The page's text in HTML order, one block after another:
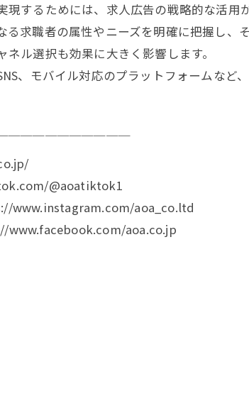
現するためには、求人広告の戦略的な活用
る求職者の属性やニーズを明確に把握し、
ル選択も効果に大きく影響します。
、モバイル対応のプラットフォームな
￣￣￣￣￣￣￣￣￣￣
@aoatiktok1
www.instagram.com/aoa_co.ltd
aoa.co.jp